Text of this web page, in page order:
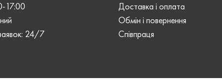
ЗАСТІБКА
17:00
24/7
Доставка і оплата
Обмін і повернення
Співпраця